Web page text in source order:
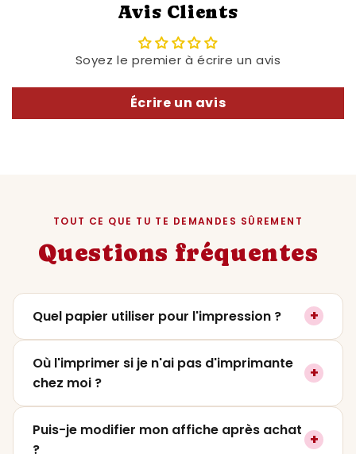
Avis Clients
Soyez le premier à écrire un avis
Écrire un avis
TOUT CE QUE TU TE DEMANDES SÛREMENT
Questions fréquentes
Quel papier utiliser pour l'impression ? +
On recommande un papier mat ou satiné
entre200 et 250g
pour un rendu premium. Le
papier classique 80g qui ne rendra pas
Où l'imprimer si je n'ai pas d'imprimante
chez moi ?
+
Tu peux l'imprimer dansn'importe quelle
imprimerie
Puis-je modifier mon affiche après achat
?
+